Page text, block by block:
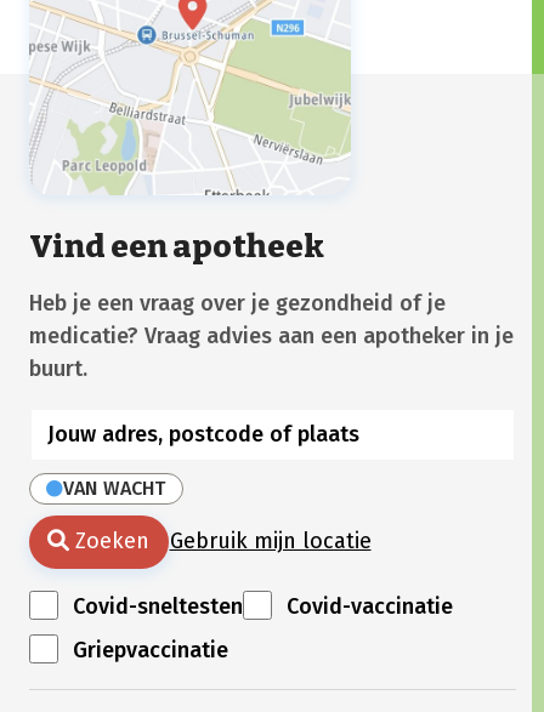
Vind een apotheek
Heb je een vraag over je gezondheid of je
medicatie? Vraag advies aan een apotheker in je
buurt.
VAN WACHT
Zoeken Gebruik mijn locatie
Covid-sneltesten
Covid-vaccinatie
Griepvaccinatie